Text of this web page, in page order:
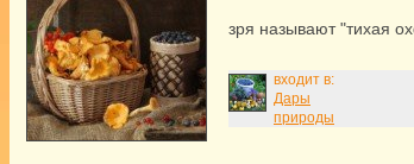
зря называют "тихая
входит в:
Дары
природы